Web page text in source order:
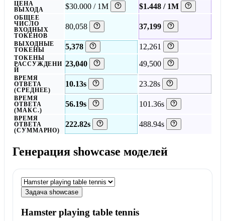
ЦЕНА
ВЫХОДА
$30.000 / 1M $1.448 / 1M
ОБЩЕЕ
ЧИСЛО
ВХОДНЫХ
ТОКЕНОВ
80,058 37,199
ВЫХОДНЫЕ
ТОКЕНЫ
5,378 12,261
ТОКЕНЫ
РАССУЖДЕНИ
Й
23,040 49,500
ВРЕМЯ
ОТВЕТА
(СРЕДНЕЕ)
10.13s 23.28s
ВРЕМЯ
ОТВЕТА
(МАКС.)
56.19s 101.36s
ВРЕМЯ
ОТВЕТА
(СУММАРНО)
222.82s 488.94s
Генерация showcase моделей
Задача showcase
Hamster playing table tennis